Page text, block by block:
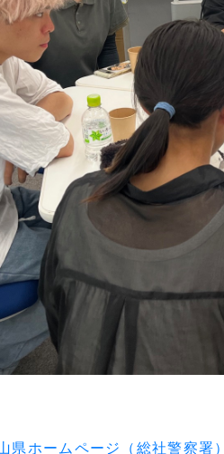
県ホームページ（総社警察署）